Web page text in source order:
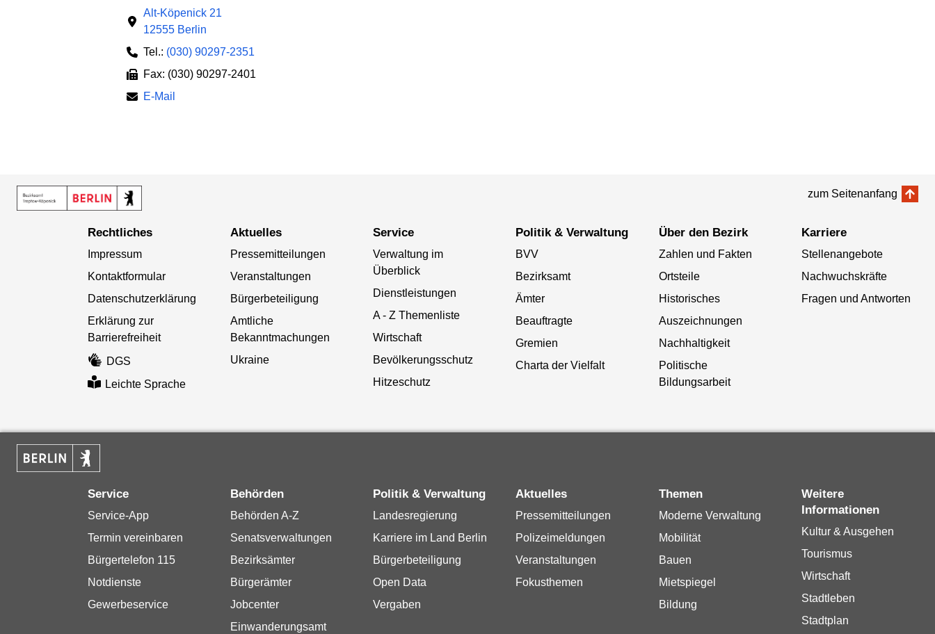
Alt-Köpenick 21
12555 Berlin
Tel.: (030) 90297-2351
Fax: (030) 90297-2401
E-Mail
zum Seitenanfang
Rechtliches
Impressum
Kontaktformular
Datenschutzerklärung
Erklärung zur
Barrierefreiheit
DGS
Leichte Sprache
Aktuelles
Pressemitteilungen
Veranstaltungen
Bürgerbeteiligung
Amtliche
Bekanntmachungen
Ukraine
Service
Verwaltung im
Überblick
Dienstleistungen
A - Z Themenliste
Wirtschaft
Bevölkerungsschutz
Hitzeschutz
Politik & Verwaltung
BVV
Bezirksamt
Ämter
Beauftragte
Gremien
Charta der Vielfalt
Über den Bezirk
Zahlen und Fakten
Ortsteile
Historisches
Auszeichnungen
Nachhaltigkeit
Politische
Bildungsarbeit
Karriere
Stellenangebote
Nachwuchskräfte
Fragen und Antworten
Service
Service-App
Termin vereinbaren
Bürgertelefon 115
Notdienste
Gewerbeservice
Behörden
Behörden A-Z
Senatsverwaltungen
Bezirksämter
Bürgerämter
Jobcenter
Einwanderungsamt
Politik & Verwaltung
Landesregierung
Karriere im Land Berlin
Bürgerbeteiligung
Open Data
Vergaben
Aktuelles
Pressemitteilungen
Polizeimeldungen
Veranstaltungen
Fokusthemen
Themen
Moderne Verwaltung
Mobilität
Bauen
Mietspiegel
Bildung
Weitere
Informationen
Kultur & Ausgehen
Tourismus
Wirtschaft
Stadtleben
Stadtplan